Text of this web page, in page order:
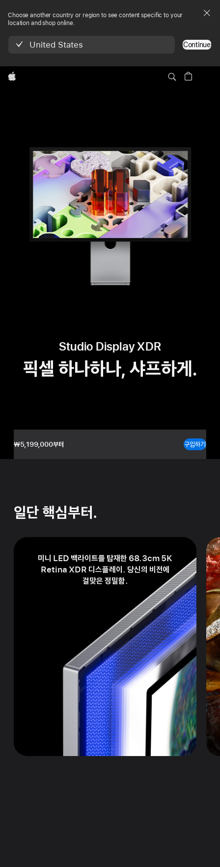
Choose another country or region to see content specific to your
location and shop online.
United States Continue
Apple
Studio Display XDR
Nav
메뉴
Studio Display XDR
픽셀 하나하나, 샤프하게.
₩5,199,000부터 구입하기
일단 핵심부터.
미니 LED 백라이트를 탑재한 68.3cm 5K
Retina XDR 디스플레이. 당신의 비전에
걸맞은 정밀함.